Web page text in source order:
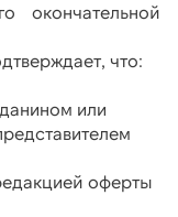
окончательной
что:
или
оферты